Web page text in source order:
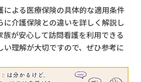
による医療保険の具体的な適用条件
に介護保険との違いを詳しく解説し
族が安心して訪問看護を利用できる
い理解が大切ですので、ぜひ参考に